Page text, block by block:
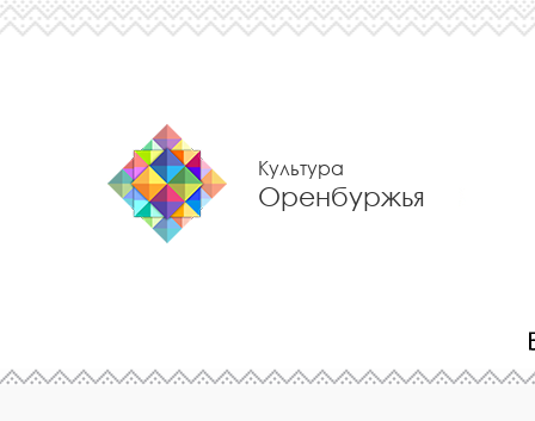
Культура
Оренбуржья